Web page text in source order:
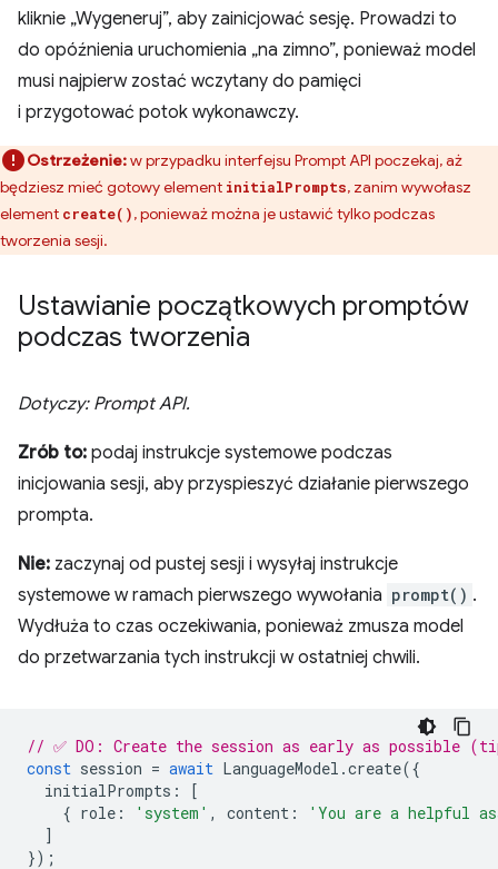
kliknie „Wygeneruj”, aby zainicjować sesję. Prowadzi to
do opóźnienia uruchomienia „na zimno”, ponieważ model
musi najpierw zostać wczytany do pamięci
i przygotować potok wykonawczy.
Ostrzeżenie:w przypadku interfejsu Prompt API poczekaj, aż
będziesz mieć gotowy element initialPrompts, zanim wywołasz
element create(), ponieważ można je ustawić tylko podczas
tworzenia sesji.
Ustawianie początkowych promptów
podczas tworzenia
Dotyczy: Prompt API.
Zrób to: podaj instrukcje systemowe podczas
inicjowania sesji, aby przyspieszyć działanie pierwszego
prompta.
Nie: zaczynaj od pustej sesji i wysyłaj instrukcje
systemowe w ramach pierwszego wywołania prompt() .
Wydłuża to czas oczekiwania, ponieważ zmusza model
do przetwarzania tych instrukcji w ostatniej chwili.
// ✅ DO: Create the session as early as possible
const session = await LanguageModel .create({
initialPrompts :
[
{ role : 'system' , content :
'You are a helpful
]
});